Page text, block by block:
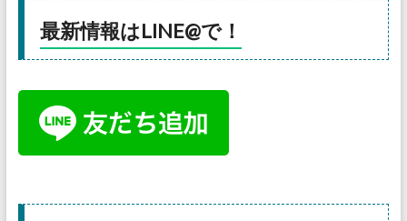
最新情報はLINE@で！